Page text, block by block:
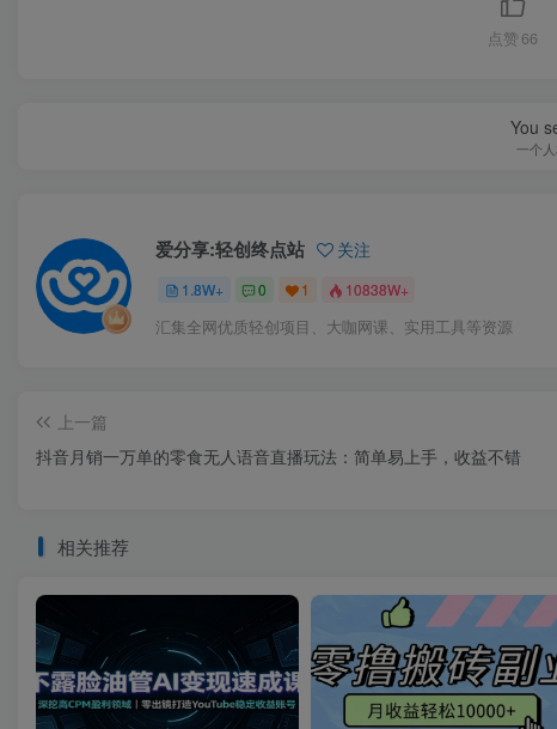
点赞 66
You
一个
爱分享:轻创终点站 关注
1.8W+ 0 1 10838W+
汇集全网优质轻创项目、大咖网课、实用工具等资源
上一篇
抖音月销一万单的零食无人语音直播玩法：简单易上手，收益不错
相关推荐